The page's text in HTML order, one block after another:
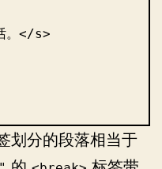
。</s>
划分的段落相当于